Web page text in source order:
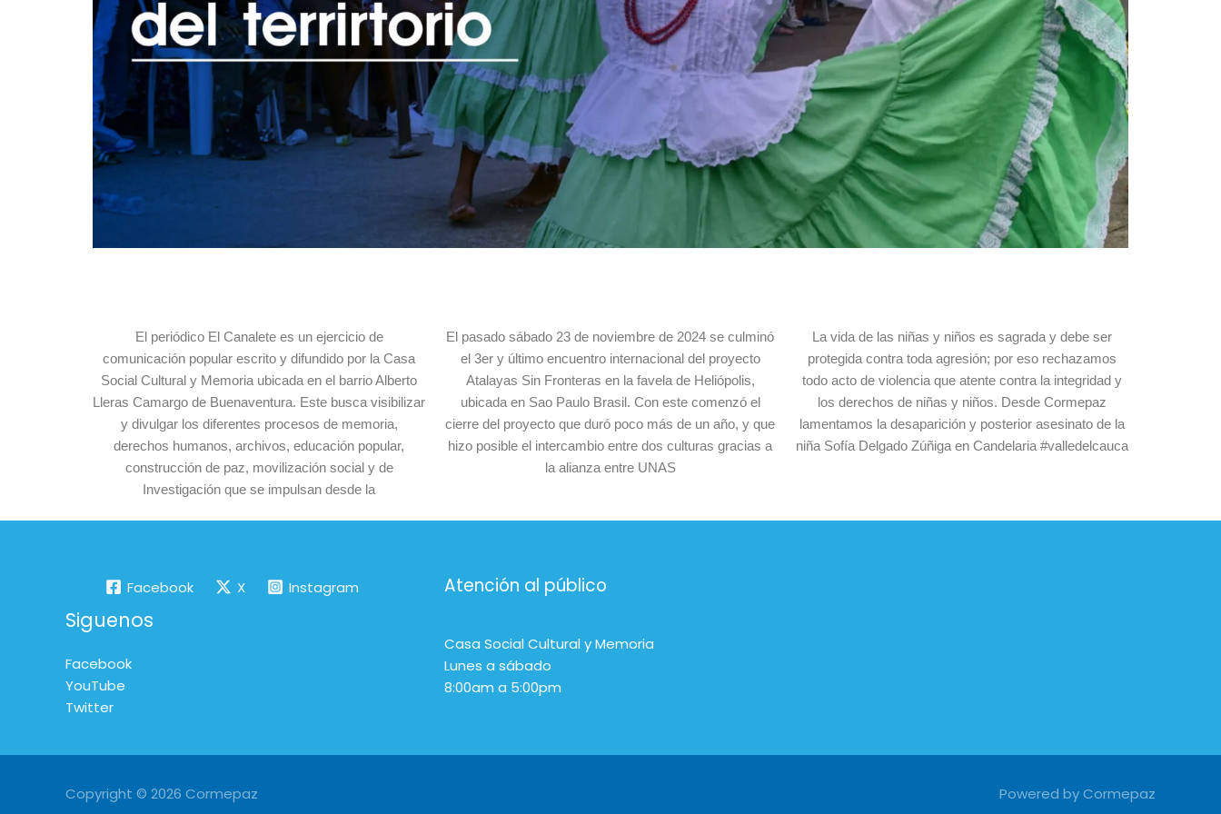
El periódico El Canalete es un ejercicio de
comunicación popular escrito y difundido por la Casa
Social Cultural y Memoria ubicada en el barrio Alberto
Lleras Camargo de Buenaventura. Este busca visibilizar
y divulgar los diferentes procesos de memoria,
derechos humanos, archivos, educación popular,
construcción de paz, movilización social y de
Investigación que se impulsan desde la
El pasado sábado 23 de noviembre de 2024 se culminó
el 3er y último encuentro internacional del proyecto
Atalayas Sin Fronteras en la favela de Heliópolis,
ubicada en Sao Paulo Brasil. Con este comenzó el
cierre del proyecto que duró poco más de un año, y que
hizo posible el intercambio entre dos culturas gracias a
la alianza entre UNAS
La vida de las niñas y niños es sagrada y debe ser
protegida contra toda agresión; por eso rechazamos
todo acto de violencia que atente contra la integridad y
los derechos de niñas y niños. Desde Cormepaz
lamentamos la desaparición y posterior asesinato de la
niña Sofía Delgado Zúñiga en Candelaria #valledelcauca
Facebook X Instagram
Siguenos
Facebook
YouTube
Twitter
Atención al público
Casa Social Cultural y Memoria
Lunes a sábado
8:00am a 5:00pm
Copyright © 2026 Cormepaz Powered by Cormepaz